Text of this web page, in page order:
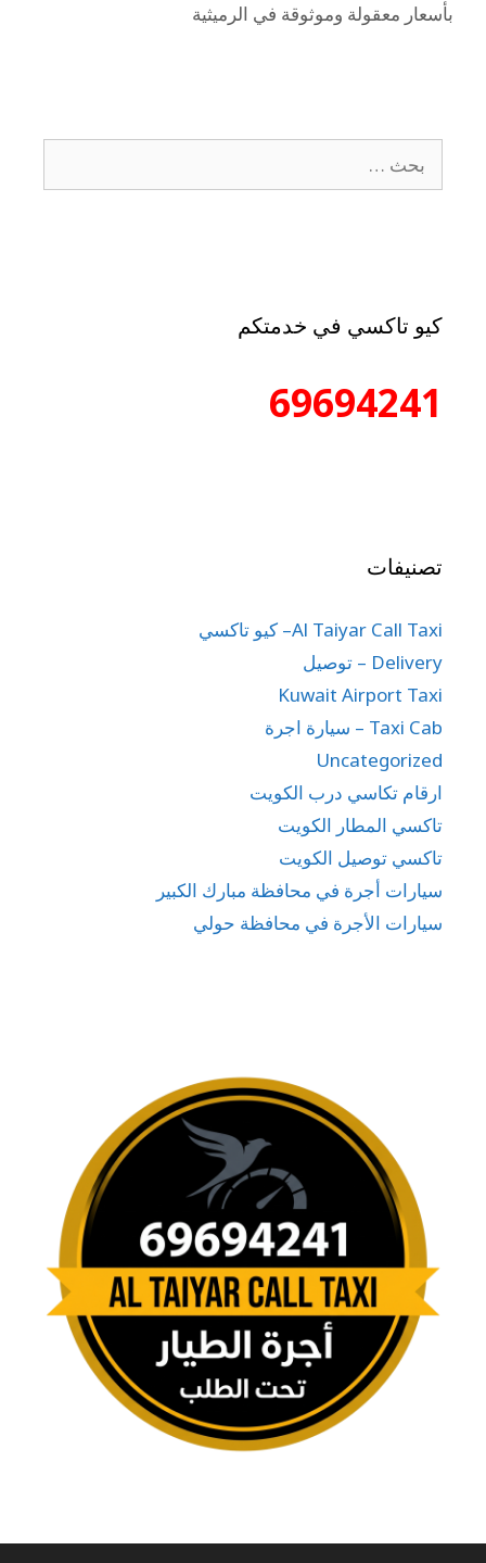
بأسعار معقولة وموثوقة في الرميثية
كيو تاكسي في خدمتكم
69694241
تصنيفات
Al Taiyar Call Taxi– كيو تاكسي
Delivery – توصيل
Kuwait Airport Taxi
Taxi Cab – سيارة اجرة
Uncategorized
ارقام تكاسي درب الكويت
تاكسي المطار الكويت
تاكسي توصيل الكويت
سيارات أجرة في محافظة مبارك الكبير
سيارات الأجرة في محافظة حولي